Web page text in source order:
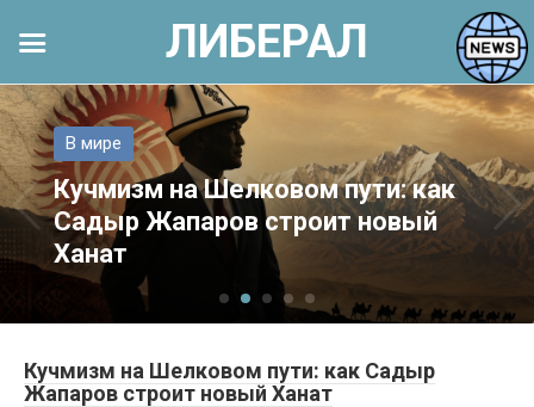
Перейти
к
контенту
В мире
Кучмизм на Шелковом пути: как
Садыр Жапаров строит новый
Ханат
Кучмизм на Шелковом пути: как Садыр
Жапаров строит новый Ханат
ЛИБЕРАЛ